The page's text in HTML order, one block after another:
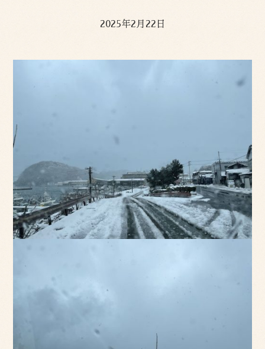
2025年2月22日